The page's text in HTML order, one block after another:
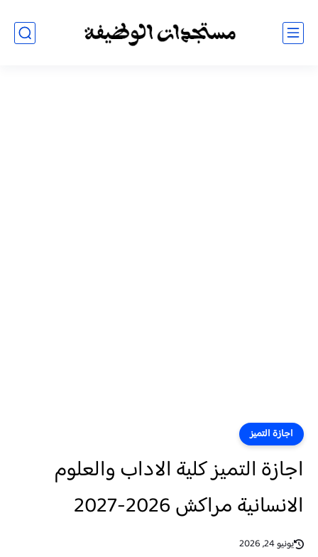
اجازة التميز
اجازة التميز كلية الاداب والعلوم
الانسانية مراكش 2026-2027
يونيو 24, 2026